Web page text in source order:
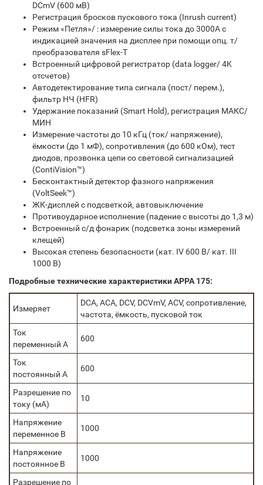
DCmV (600 мВ)
Регистрация бросков пускового тока (Inrush current)
Режим «Петля»/ : измерение силы тока до 3000А с
индикацией значения на дисплее при помощи опц. т/
преобразователя sFlex-T
Встроенный цифровой регистратор (data logger/ 4K
отсчетов)
Автодетектирование типа сигнала (пост/ перем.),
фильтр НЧ (HFR)
Удержание показаний (Smart Hold), регистрация МАКС/
МИН
Измерение частоты до 10 кГц (ток/ напряжение),
ёмкости (до 1 мФ), сопротивления (до 600 кОм), тест
диодов, прозвонка цепи со световой сигнализацией
(ContiVision™)
Бесконтактный детектор фазного напряжения
(VoltSeek™)
ЖК-дисплей с подсветкой, автовыключение
Противоударное исполнение (падение с высоты до 1,3 м)
Встроенный с/д фонарик (подсветка зоны измерений
клещей)
Высокая степень безопасности (кат. IV 600 В/ кат. III
1000 В)
Подробные технические характеристики APPA 175:
Измеряет
DCA, ACA, DCV, DCVmV, ACV, сопротивление,
частота, ёмкость, пусковой ток
Ток
переменный А
600
Ток
постоянный А
600
Разрешение по
току (мА)
10
Напряжение
переменное В
1000
Напряжение
постоянное В
1000
Разрешение по